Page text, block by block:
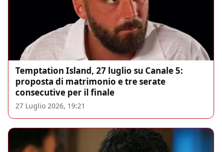
Temptation Island, 27 luglio su Canale 5:
proposta di matrimonio e tre serate
consecutive per il finale
27 Luglio 2026, 19:21